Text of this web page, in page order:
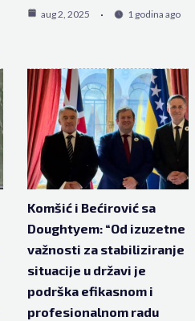
aug 2, 2025 1 godina ago
Komšić i Bećirović sa
Doughtyem: “Od izuzetne
važnosti za stabiliziranje
situacije u državi je
podrška efikasnom i
profesionalnom radu